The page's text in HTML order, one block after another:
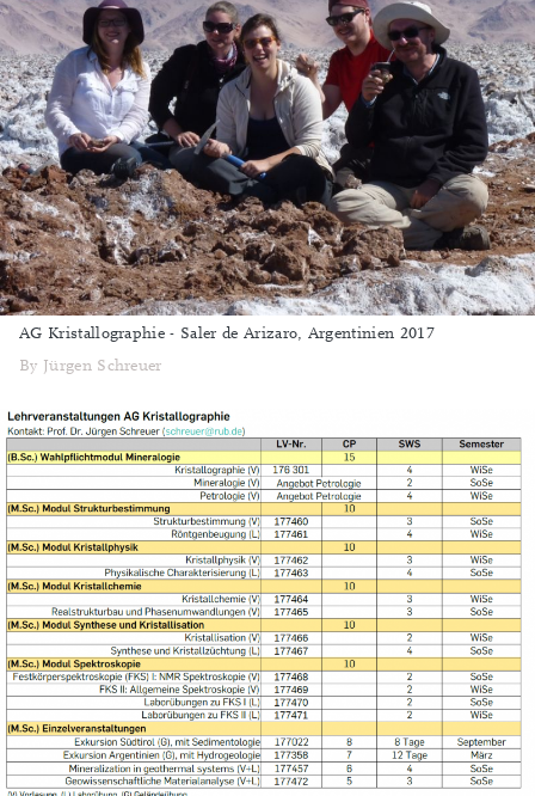
AG Kristallographie - Saler de Arizaro, Argentinien 2017
By Jürgen Schreuer